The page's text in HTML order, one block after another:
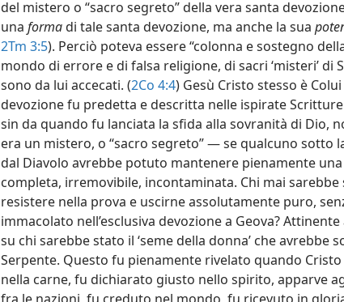
del mistero o “sacro segreto” della vera santa
una formadi tale santa devozione, ma anche la sua
2Tm 3:5). Perciò poteva essere “colonna e sostegno
mondo di errore e di falsa religione, di sacri ‘misteri’ di
sono da lui accecati. (2Co 4:4) Gesù Cristo stesso è
devozione fu predetta e descritta nelle ispirate Scritture
sin da quando fu lanciata la sfida alla sovranità di Dio,
era un mistero, o “sacro segreto” — se qualcuno sotto
dal Diavolo avrebbe potuto mantenere pienamente
completa, irremovibile, incontaminata. Chi mai
resistere nella prova e uscirne assolutamente puro,
immacolato nell’esclusiva devozione a Geova?
su chi sarebbe stato il ‘seme della donna’ che avrebbe
Serpente. Questo fu pienamente rivelato quando
nella carne, fu dichiarato giusto nello spirito, apparve